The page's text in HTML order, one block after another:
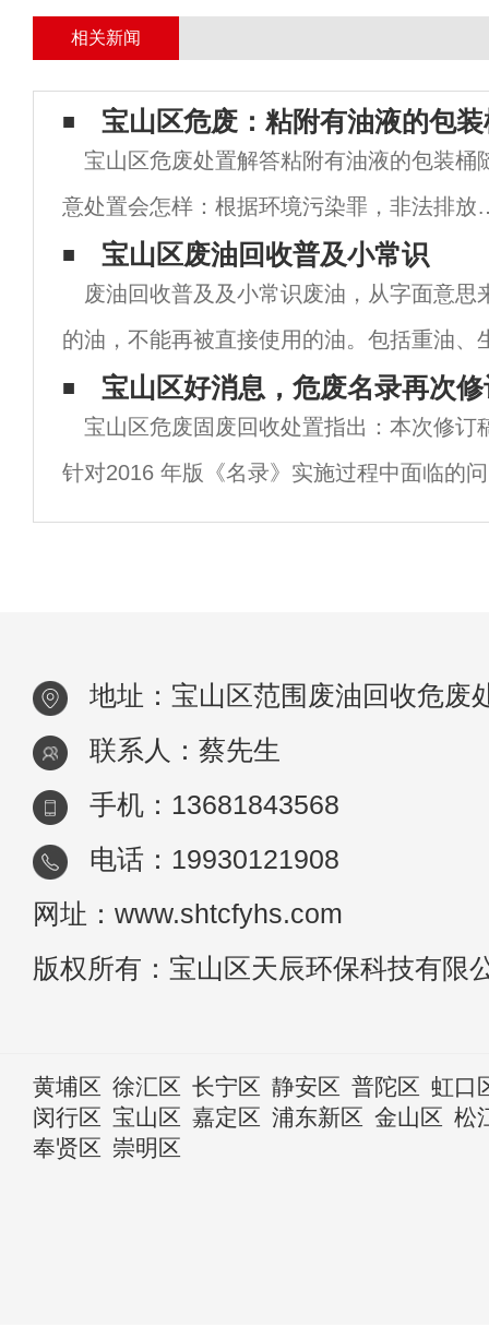
相关新闻
宝山区危废：粘附有油液的包
宝山区危废处置解答粘附有油液的包装桶
意处置会怎样：根据环境污染罪，非法排放
倾倒、处置危险废物三吨以上的，即属于严
污染环境的，处三年以下有期徒刑或者拘役
并处或者单处罚金；后果特别严重的，处三
以上
宝山区废油回收普及小常识
废油回收普及及小常识废油，从字面意思
的油，不能再被直接使用的油。包括重油、
业用油。严格来说，废油是一种资源，珍贵
何一种事物，只要能被再生循环利用，并合
宝山区好消息，危废名录再次
宝山区危废固废回收处置指出：本次修订
针对2016 年版《名录》实施过程中面临的问
题，遵循问题导向、连续性等原则，对《危
地址：宝山区范围废油回收危废
联系人：蔡先生
手机：13681843568
电话：19930121908
网址：www.shtcfyhs.com
版权所有：宝山区天辰环保科技有限
黄埔区 徐汇区 长宁区 静安区 普陀区 虹口
闵行区 宝山区 嘉定区 浦东新区 金山区 松
奉贤区 崇明区